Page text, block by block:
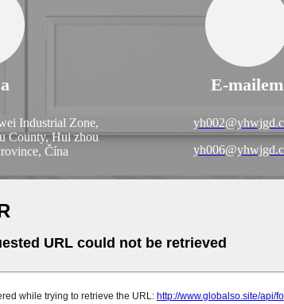
Industrial Zone,
County, Hui zhou
Čína
E-mailem